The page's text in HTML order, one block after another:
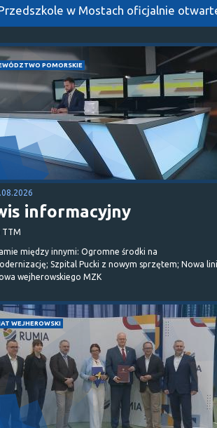
w Mostach oficjalnie
POMORSKIE
informacyjny
TTM
między innymi: Ogromne środki na
Szpital Pucki z nowym sprzętem; Nowa
wejherowskiego MZK
WEJHEROWSKI